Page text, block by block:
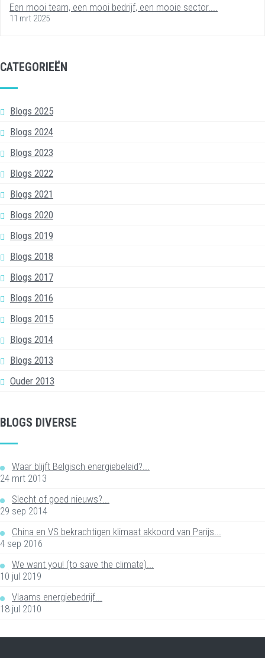
Een mooi team, een mooi bedrijf, een mooie sector....
11 mrt 2025
CATEGORIEËN
Blogs 2025
Blogs 2024
Blogs 2023
Blogs 2022
Blogs 2021
Blogs 2020
Blogs 2019
Blogs 2018
Blogs 2017
Blogs 2016
Blogs 2015
Blogs 2014
Blogs 2013
Ouder 2013
BLOGS DIVERSE
Waar blijft Belgisch energiebeleid?...
24 mrt 2013
Slecht of goed nieuws?...
29 sep 2014
China en VS bekrachtigen klimaat akkoord van Parijs...
4 sep 2016
We want you! (to save the climate)...
10 jul 2019
Vlaams energiebedrijf...
18 jul 2010